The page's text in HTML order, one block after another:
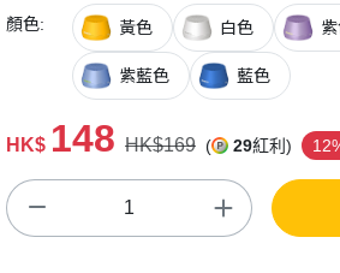
顏色: 黃色 白色
紫藍色 藍色
HK$ 148 HK$169 ( 29紅利)